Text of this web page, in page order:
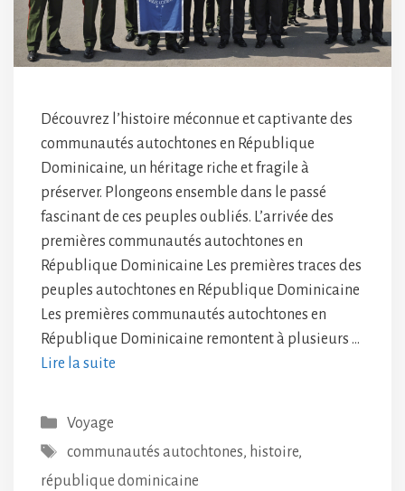
Découvrez l’histoire méconnue et captivante des
communautés autochtones en République
Dominicaine, un héritage riche et fragile à
préserver. Plongeons ensemble dans le passé
fascinant de ces peuples oubliés. L’arrivée des
premières communautés autochtones en
République Dominicaine Les premières traces des
peuples autochtones en République Dominicaine
Les premières communautés autochtones en
République Dominicaine remontent à plusieurs …
Lire la suite
Catégories
Voyage
Étiquettes
communautés autochtones, histoire,
république dominicaine